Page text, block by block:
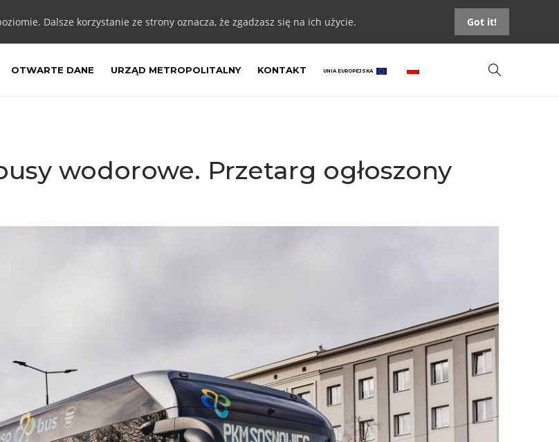
Dalsze korzystanie ze strony oznacza, że zgadzasz się na ich użycie. Got it!
OTWARTE DANE URZĄD METROPOLITALNY KONTAKT UNIA EUROPEJSKA
wodorowe. Przetarg ogłoszony